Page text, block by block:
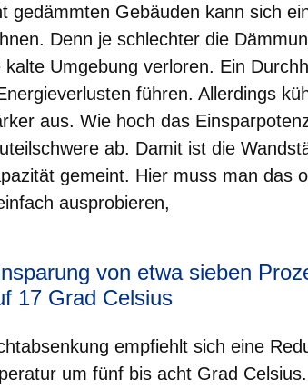
gedämmten Gebäuden kann sich
Denn je schlechter die
kalte Umgebung verloren. Ein
führen. Allerdings
aus. Wie hoch das
ab. Damit ist die
gemeint. Hier muss man das
ausprobieren,
von etwa sieben
17 Grad Celsius
empfiehlt sich eine
um fünf bis acht Grad